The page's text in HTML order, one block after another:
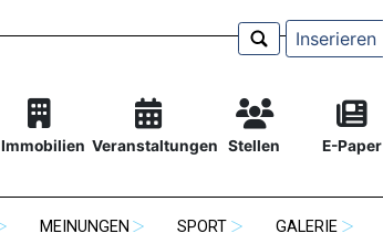
Inserieren
Immobilien Veranstaltungen Stellen E-Paper
MEINUNGEN SPORT GALERIE